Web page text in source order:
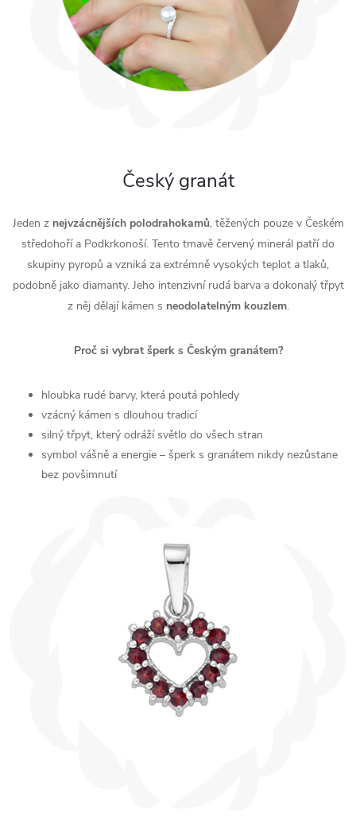
Český granát
Jeden z nejvzácnějších polodrahokamů, těžených pouze v Českém
středohoří a Podkrkonoší. Tento tmavě červený minerál patří do
skupiny pyropů a vzniká za extrémně vysokých teplot a tlaků,
podobně jako diamanty. Jeho intenzivní rudá barva a dokonalý třpyt
z něj dělají kámen s neodolatelným kouzlem.
Proč si vybrat šperk s Českým granátem?
hloubka rudé barvy, která poutá pohledy
vzácný kámen s dlouhou tradicí
silný třpyt, který odráží světlo do všech stran
symbol vášně a energie – šperk s granátem nikdy nezůstane
bez povšimnutí